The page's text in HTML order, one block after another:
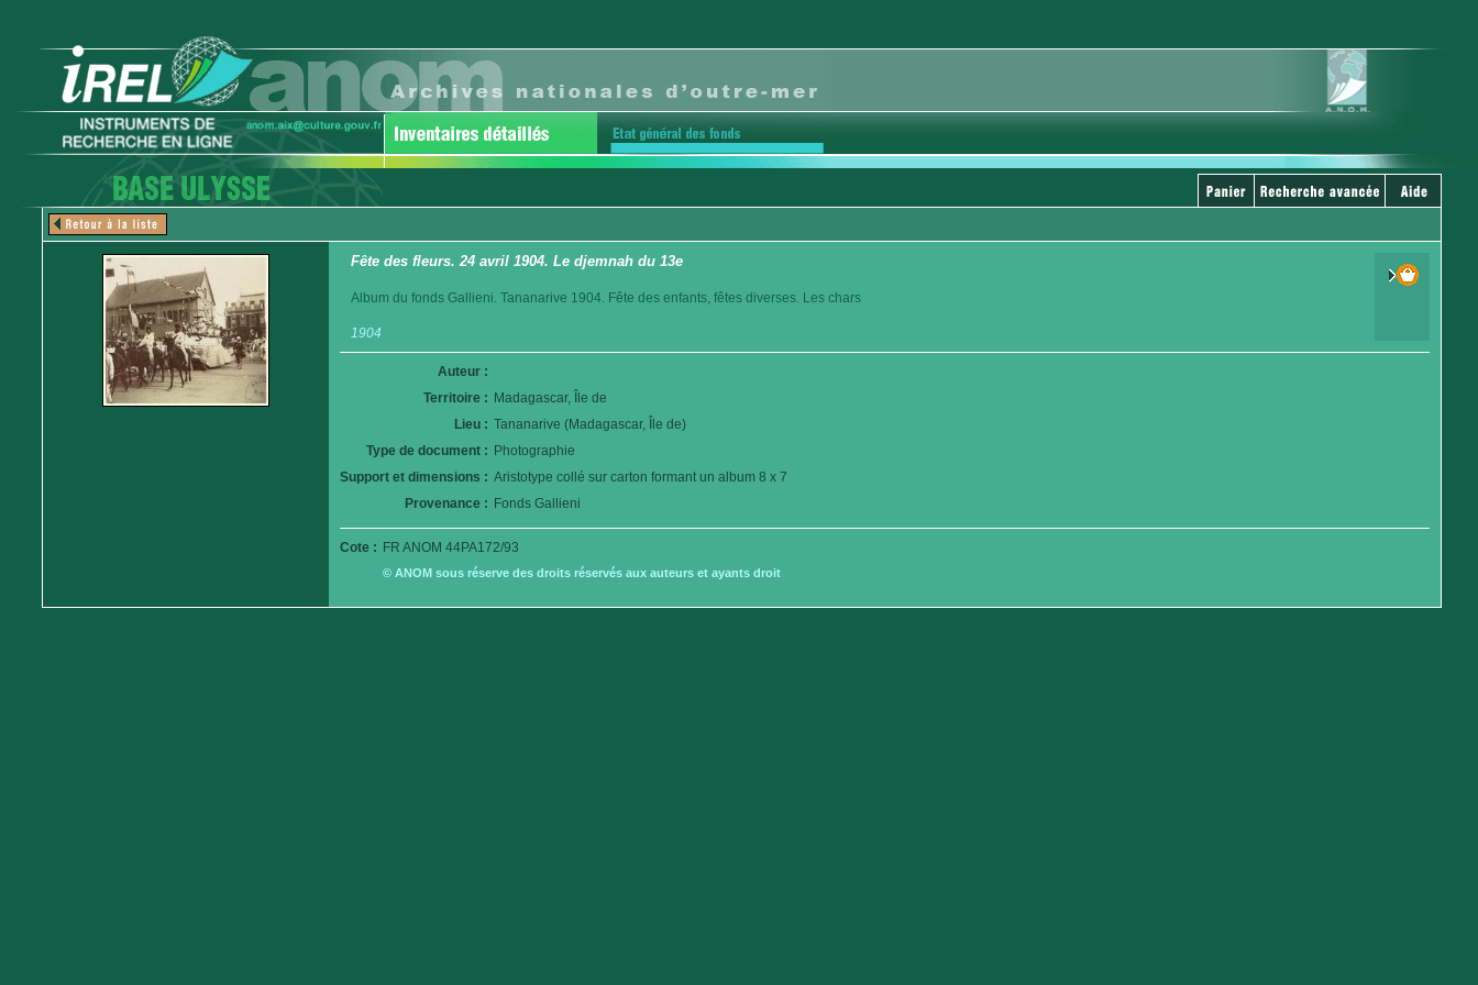
Fête des fleurs. 24 avril 1904. Le djemnah du 13e
Album du fonds Gallieni. Tananarive 1904. Fête des enfants, fêtes diverses. Les chars
1904
Auteur :
Territoire : Madagascar, Île de
Lieu : Tananarive (Madagascar, Île de)
Type de document : Photographie
Support et dimensions : Aristotype collé sur carton formant un album 8 x 7
Provenance : Fonds Gallieni
Cote : FR ANOM 44PA172/93
© ANOM sous réserve des droits réservés aux auteurs et ayants droit